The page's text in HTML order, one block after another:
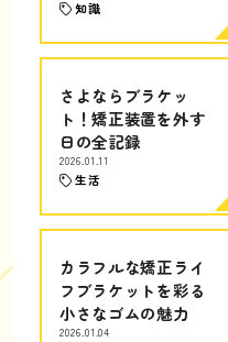
知識
さよならブラケッ
ト！矯正装置を外す
日の全記録
2026.01.11
生活
カラフルな矯正ライ
フブラケットを彩る
小さなゴムの魅力
2026.01.04